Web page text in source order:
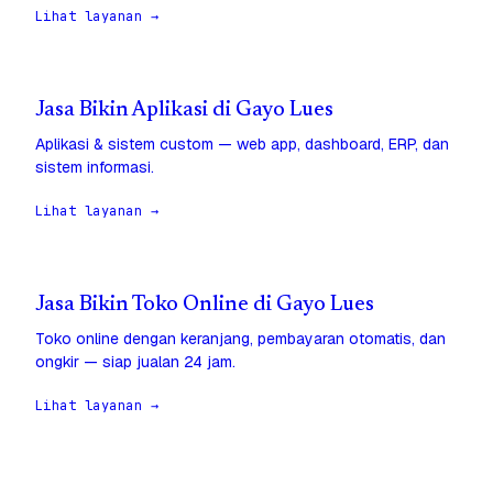
Lihat layanan →
Jasa Bikin Aplikasi di Gayo Lues
Aplikasi & sistem custom — web app, dashboard, ERP, dan
sistem informasi.
Lihat layanan →
Jasa Bikin Toko Online di Gayo Lues
Toko online dengan keranjang, pembayaran otomatis, dan
ongkir — siap jualan 24 jam.
Lihat layanan →